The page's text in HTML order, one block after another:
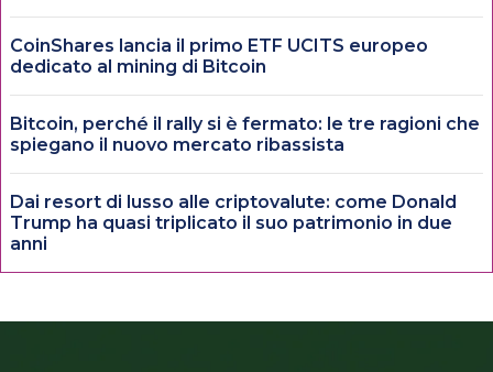
CoinShares lancia il primo ETF UCITS europeo
dedicato al mining di Bitcoin
Bitcoin, perché il rally si è fermato: le tre ragioni che
spiegano il nuovo mercato ribassista
Dai resort di lusso alle criptovalute: come Donald
Trump ha quasi triplicato il suo patrimonio in due
anni